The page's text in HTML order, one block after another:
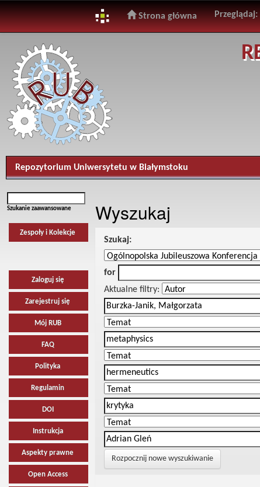
navigation
Strona główna Przeglądaj:
Repozytorium Uniwersytetu w Białymstoku
Szukanie zaawansowane
Zespoły i Kolekcje
Zaloguj się
Zarejestruj się
Mój RUB
FAQ
Polityka
Regulamin
DOI
Instrukcja
Aspekty prawne
Open Access
Wyszukaj
Szukaj:
for
Aktualne filtry:
Rozpocznij nowe wyszukiwanie